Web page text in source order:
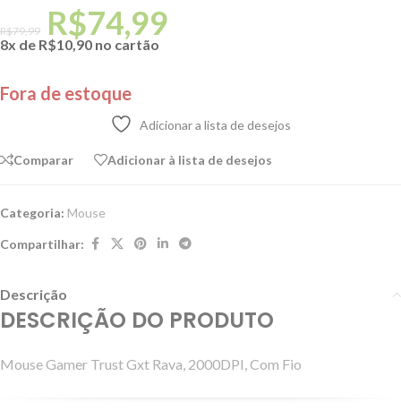
R$79,99 R$74,99
8x de R$10,90 no cartão
Fora de estoque
Adicionar a lista de desejos
Comparar Adicionar à lista de desejos
Categoria: Mouse
Compartilhar:
Descrição
DESCRIÇÃO DO PRODUTO
Mouse Gamer Trust Gxt Rava, 2000DPI, Com Fio